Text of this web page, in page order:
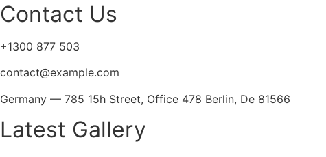
Contact Us
+1300 877 503
contact@example.com
Germany — 785 15h Street, Office 478 Berlin, De 81566
Latest Gallery